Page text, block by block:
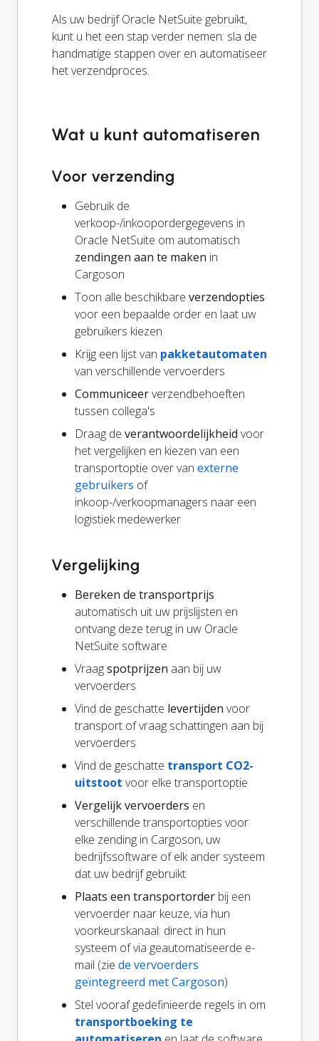
Als uw bedrijf Oracle NetSuite gebruikt,
kunt u het een stap verder nemen: sla de
handmatige stappen over en automatiseer
het verzendproces.
Wat u kunt automatiseren
Voor verzending
Gebruik de
verkoop-/inkoopordergegevens in
Oracle NetSuite om automatisch
zendingen aan te maken in
Cargoson
Toon alle beschikbare verzendopties
voor een bepaalde order en laat uw
gebruikers kiezen
Krijg een lijst van pakketautomaten
van verschillende vervoerders
Communiceerverzendbehoeften
tussen collega's
Draag de verantwoordelijkheid voor
het vergelijken en kiezen van een
transportoptie over van externe
gebruikers of
inkoop-/verkoopmanagers naar een
logistiek medewerker
Vergelijking
Bereken de transportprijs
automatisch uit uw prijslijsten en
ontvang deze terug in uw Oracle
NetSuite software
Vraagspotprijzen aan bij uw
vervoerders
Vind de geschatte levertijden voor
transport of vraag schattingen aan bij
vervoerders
Vind de geschatte transport CO2-
uitstoot voor elke transportoptie
Vergelijk vervoerders en
verschillende transportopties voor
elke zending in Cargoson, uw
bedrijfssoftware of elk ander systeem
dat uw bedrijf gebruikt
Plaats een transportorder bij een
vervoerder naar keuze, via hun
voorkeurskanaal: direct in hun
systeem of via geautomatiseerde e-
mail (zie de vervoerders
geïntegreerd met Cargoson)
Stel vooraf gedefinieerde regels in om
transportboeking te